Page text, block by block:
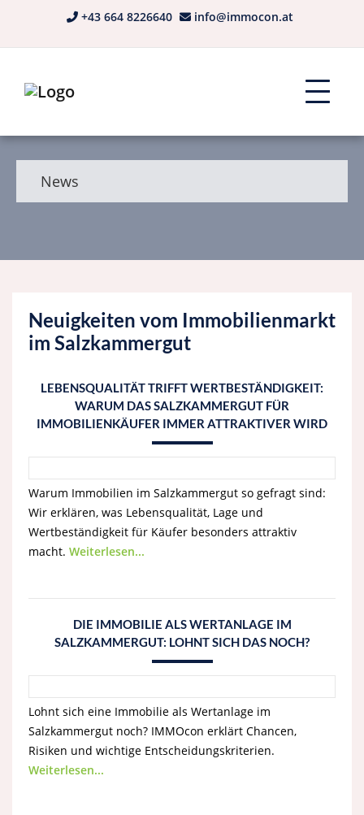
+43 664 8226640 info@immocon.at
News
Neuigkeiten vom Immobilienmarkt
im Salzkammergut
LEBENSQUALITÄT TRIFFT WERTBESTÄNDIGKEIT:
WARUM DAS SALZKAMMERGUT FÜR
IMMOBILIENKÄUFER IMMER ATTRAKTIVER WIRD
Warum Immobilien im Salzkammergut so gefragt sind:
Wir erklären, was Lebensqualität, Lage und
Wertbeständigkeit für Käufer besonders attraktiv
macht. Weiterlesen...
DIE IMMOBILIE ALS WERTANLAGE IM
SALZKAMMERGUT: LOHNT SICH DAS NOCH?
Lohnt sich eine Immobilie als Wertanlage im
Salzkammergut noch? IMMOcon erklärt Chancen,
Risiken und wichtige Entscheidungskriterien.
Weiterlesen...